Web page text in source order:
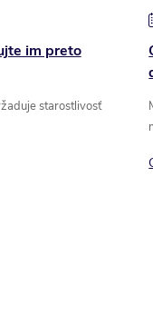
im preto
starostlivosť